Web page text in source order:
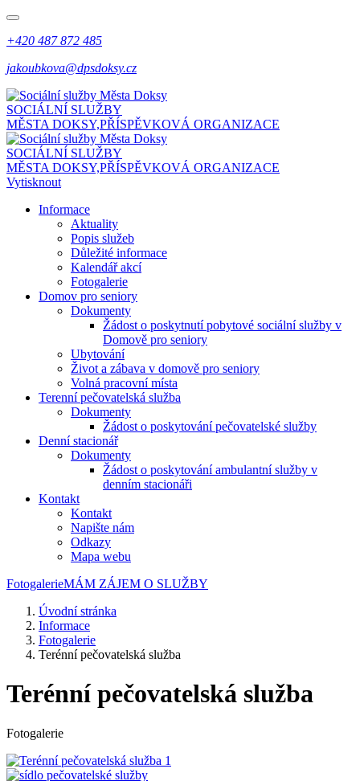
+420 487 872 485
jakoubkova@dpsdoksy.cz
SOCIÁLNÍ SLUŽBY
MĚSTA DOKSY,PŘÍSPĚVKOVÁ ORGANIZACE
SOCIÁLNÍ SLUŽBY
MĚSTA DOKSY,PŘÍSPĚVKOVÁ ORGANIZACE
Vytisknout
Informace
Aktuality
Popis služeb
Důležité informace
Kalendář akcí
Fotogalerie
Domov pro seniory
Dokumenty
Žádost o poskytnutí pobytové sociální služby v
Domově pro seniory
Ubytování
Život a zábava v domově pro seniory
Volná pracovní místa
Terenní pečovatelská služba
Dokumenty
Žádost o poskytování pečovatelské služby
Denní stacionář
Dokumenty
Žádost o poskytování ambulantní služby v
denním stacionáři
Kontakt
Kontakt
Napište nám
Odkazy
Mapa webu
FotogalerieMÁM ZÁJEM O SLUŽBY
Úvodní stránka
Informace
Fotogalerie
Terénní pečovatelská služba
Terénní pečovatelská služba
Fotogalerie